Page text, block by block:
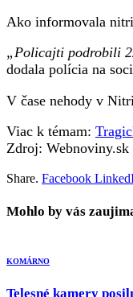
Ako informovala
„Policajti podrobili
dodala polícia na
V čase nehody v
Viac k témam:
Zdroj: Webnoviny.sk
Share. Facebook
Mohlo by vás
KOMÁRNO
Telesné kamery